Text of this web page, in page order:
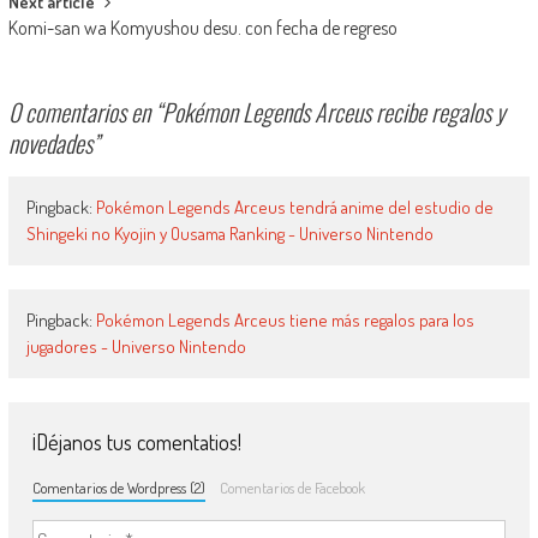
Komi-san wa Komyushou desu. con fecha de regreso
0 comentarios en “Pokémon Legends Arceus recibe regalos y
novedades”
Pingback: Pokémon Legends Arceus tendrá anime del estudio de
Shingeki no Kyojin y Ousama Ranking - Universo Nintendo
Pingback: Pokémon Legends Arceus tiene más regalos para los
jugadores - Universo Nintendo
¡Déjanos tus comentatios!
Comentarios de Wordpress (2) Comentarios de Facebook